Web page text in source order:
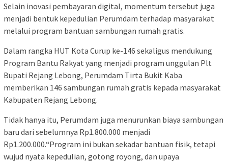
Selain inovasi pembayaran digital, momentum tersebut juga
menjadi bentuk kepedulian Perumdam terhadap masyarakat
melalui program bantuan sambungan rumah gratis.
Dalam rangka HUT Kota Curup ke-146 sekaligus mendukung
Program Bantu Rakyat yang menjadi program unggulan Plt
Bupati Rejang Lebong, Perumdam Tirta Bukit Kaba
memberikan 146 sambungan rumah gratis kepada masyarakat
Kabupaten Rejang Lebong.
Tidak hanya itu, Perumdam juga menurunkan biaya sambungan
baru dari sebelumnya Rp1.800.000 menjadi
Rp1.200.000.“Program ini bukan sekadar bantuan fisik, tetapi
wujud nyata kepedulian, gotong royong, dan upaya